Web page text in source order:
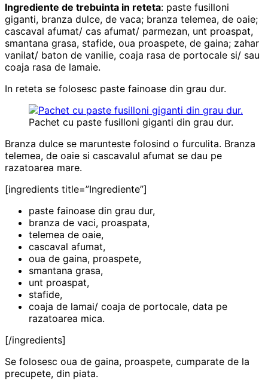
Ingrediente de trebuinta in reteta: paste fusilloni
giganti, branza dulce, de vaca; branza telemea, de oaie;
cascaval afumat/ cas afumat/ parmezan, unt proaspat,
smantana grasa, stafide, oua proaspete, de gaina; zahar
vanilat/ baton de vanilie, coaja rasa de portocale si/ sau
coaja rasa de lamaie.
In reteta se folosesc paste fainoase din grau dur.
Pachet cu paste fusilloni giganti din grau dur.
Branza dulce se marunteste folosind o furculita. Branza
telemea, de oaie si cascavalul afumat se dau pe
razatoarea mare.
[ingredients title=”Ingrediente”]
paste fainoase din grau dur,
branza de vaci, proaspata,
telemea de oaie,
cascaval afumat,
oua de gaina, proaspete,
smantana grasa,
unt proaspat,
stafide,
coaja de lamai/ coaja de portocale, data pe
razatoarea mica.
[/ingredients]
Se folosesc oua de gaina, proaspete, cumparate de la
precupete, din piata.